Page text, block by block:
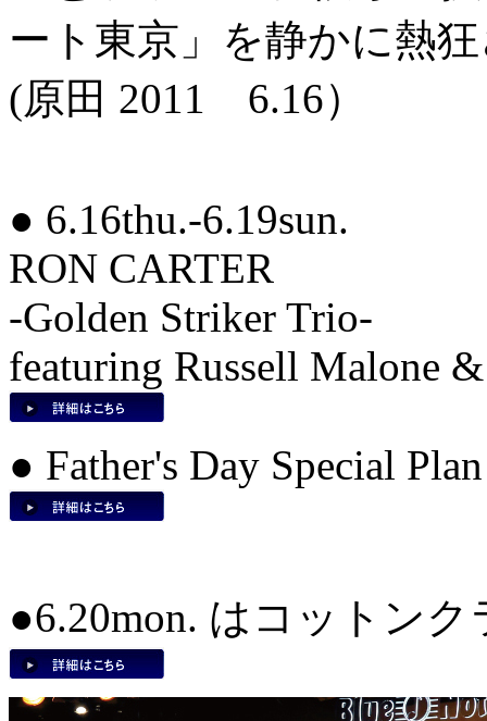
ート東京」を静かに熱
(原田 2011 6.16）
● 6.16thu.-6.19sun.
RON CARTER
-Golden Striker Trio-
featuring Russell Malone
● Father's Day Special Plan
●6.20mon. はコットン